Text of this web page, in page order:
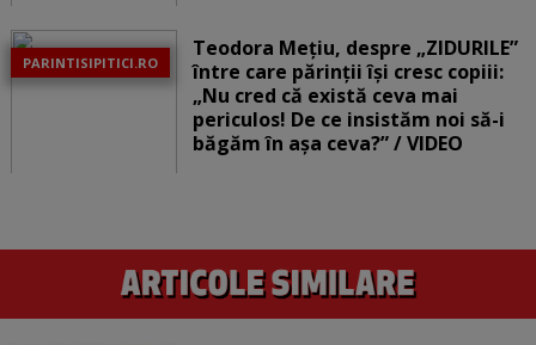
PARINTISIPITICI.RO
Teodora Mețiu, despre „ZIDURILE”
între care părinții își cresc copiii:
„Nu cred că există ceva mai
periculos! De ce insistăm noi să-i
băgăm în așa ceva?” / VIDEO